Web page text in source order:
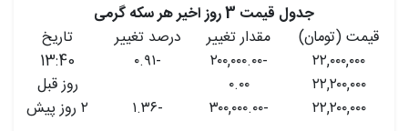
جدول قیمت 3 روز اخیر هر سکه گرمی
قیمت (تومان)
مقدار تغییر درصد تغییر
تاریخ
۲۲,۰۰۰,۰۰۰
13:40
۲۲,۲۰۰,۰۰۰
روز قبل
۲۲,۲۰۰,۰۰۰